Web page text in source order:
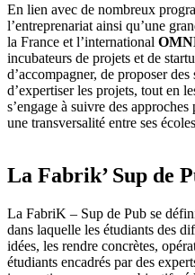
En lien avec de nombreux
l’entreprenariat ainsi qu’une
la France et l’international
incubateurs de projets et de
d’accompagner, de proposer
d’expertiser les projets, tout en
s’engage à suivre des
une transversalité entre ses
La Fabrik’ Sup de
La FabriK – Sup de Pub se
dans laquelle les étudiants des
idées, les rendre concrètes,
étudiants encadrés par des